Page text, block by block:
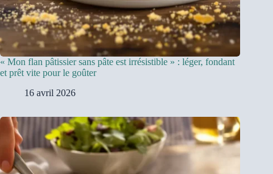
« Mon flan pâtissier sans pâte est irrésistible » : léger, fondant
et prêt vite pour le goûter
16 avril 2026